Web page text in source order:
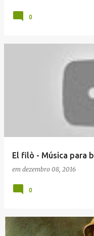
0
El filò - Música para
em dezembro 08, 2016
0